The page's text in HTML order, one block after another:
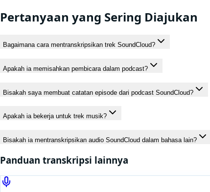
Pertanyaan yang Sering Diajukan
Bagaimana cara mentranskripsikan trek SoundCloud?
Apakah ia memisahkan pembicara dalam podcast?
Bisakah saya membuat catatan episode dari podcast SoundCloud?
Apakah ia bekerja untuk trek musik?
Bisakah ia mentranskripsikan audio SoundCloud dalam bahasa lain?
Panduan transkripsi lainnya